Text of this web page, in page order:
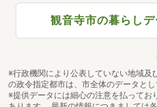
観音寺市の暮らし
※行政機関により公表していない地域
の政令指定都市は、市全体のデータとし
※提供データには細心の注意を払ってお